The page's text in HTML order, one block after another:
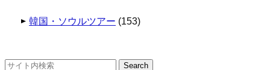
韓国・ソウルツアー (153)
検